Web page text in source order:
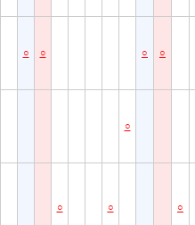
○ ○ ○ ○
○
○ ○ ○